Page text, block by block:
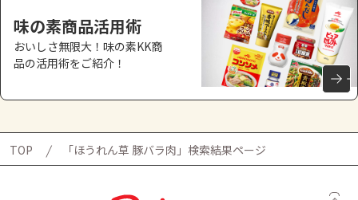
味の素商品活用術
おいしさ無限大！味の素KK商
品の活用術をご紹介！
TOP 「ほうれん草 豚バラ肉」検索結果ページ